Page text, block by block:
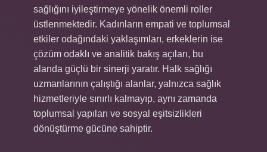
sağlığını iyileştirmeye yönelik önemli roller
üstlenmektedir. Kadınların empati ve toplumsal
etkiler odağındaki yaklaşımları, erkeklerin ise
çözüm odaklı ve analitik bakış açıları, bu
alanda güçlü bir sinerji yaratır. Halk sağlığı
uzmanlarının çalıştığı alanlar, yalnızca sağlık
hizmetleriyle sınırlı kalmayıp, aynı zamanda
toplumsal yapıları ve sosyal eşitsizlikleri
dönüştürme gücüne sahiptir.